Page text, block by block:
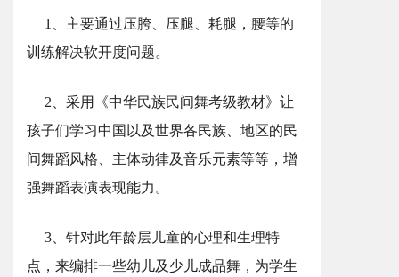
1、主要通过压胯、压腿、耗腿，腰等的
训练解决软开度问题。
2、采用《中华民族民间舞考级教材》让
孩子们学习中国以及世界各民族、地区的民
间舞蹈风格、主体动律及音乐元素等等，增
强舞蹈表演表现能力。
3、针对此年龄层儿童的心理和生理特
点，来编排一些幼儿及少儿成品舞，为学生